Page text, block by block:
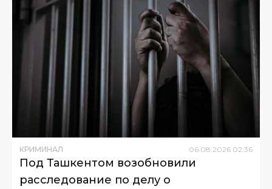
КРИМИНАЛ 06 08 2026 02:36
Под Ташкентом возобновили
расследование по делу о